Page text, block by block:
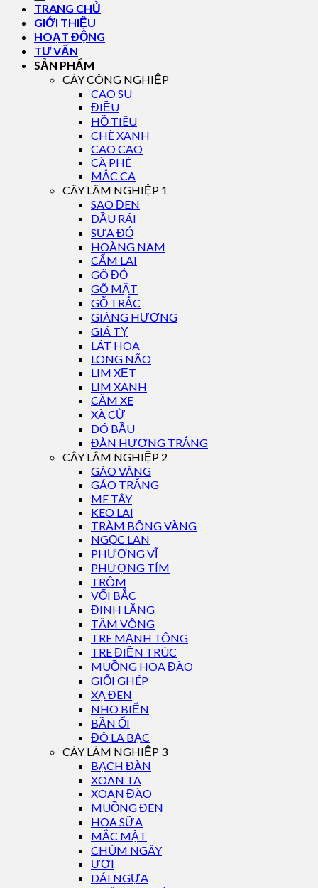
TRANG CHỦ
GIỚI THIỆU
HOẠT ĐỘNG
TƯ VẤN
SẢN PHẨM
CÂY CÔNG NGHIỆP
CAO SU
ĐIỀU
HỒ TIÊU
CHÈ XANH
CAO CAO
CÀ PHÊ
MẮC CA
CÂY LÂM NGHIỆP 1
SAO ĐEN
DẦU RÁI
SƯA ĐỎ
HOÀNG NAM
CẨM LAI
GÕ ĐỎ
GÕ MẬT
GỖ TRẮC
GIÁNG HƯƠNG
GIÁ TỴ
LÁT HOA
LONG NÃO
LIM XẸT
LIM XANH
CĂM XE
XÀ CỪ
DÓ BẦU
ĐÀN HƯƠNG TRẮNG
CÂY LÂM NGHIỆP 2
GÁO VÀNG
GÁO TRẮNG
ME TÂY
KEO LAI
TRÀM BÔNG VÀNG
NGỌC LAN
PHƯỢNG VĨ
PHƯỢNG TÍM
TRÔM
VỐI BẮC
ĐINH LĂNG
TẦM VÔNG
TRE MẠNH TÔNG
TRE ĐIỀN TRÚC
MUỒNG HOA ĐÀO
GIỔI GHÉP
XẠ ĐEN
NHO BIỂN
BẦN ỔI
ĐÔ LA BẠC
CÂY LÂM NGHIỆP 3
BẠCH ĐÀN
XOAN TA
XOAN ĐÀO
MUỒNG ĐEN
HOA SỮA
MẮC MẬT
CHÙM NGÂY
ƯƠI
DÁI NGỰA